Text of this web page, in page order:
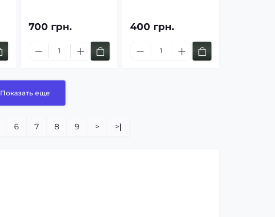
700 грн. 400 грн.
Показать еще
6 7 8 9 > >|